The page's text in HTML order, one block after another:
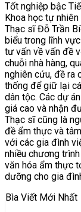
Tốt nghiệp bậc
Khoa học tự
Thạc sĩ Đỗ Trần
biểu trong lĩnh
tư vấn về vấn đề
chuỗi nhà hàng,
nghiên cứu, đề ra
thống để giữ lại
dân tộc. Các dự
giá cao và nhận
Thạc sĩ cũng là
đề ẩm thực và
với các gia đình
nhiều chương
văn hóa ẩm thực
dưỡng cho gia
Bìa Viết Mới Nhất